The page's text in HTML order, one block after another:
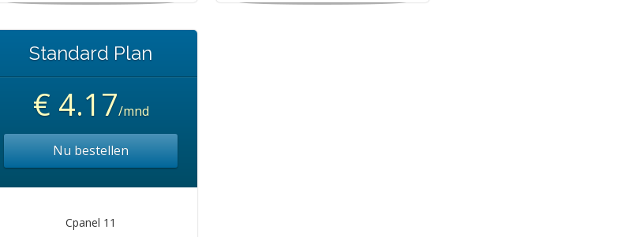
Standard Plan
€ 4.17/mnd
Nu bestellen
Cpanel 11